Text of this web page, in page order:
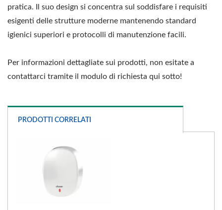
pratica. Il suo design si concentra sul soddisfare i requisiti
esigenti delle strutture moderne mantenendo standard
igienici superiori e protocolli di manutenzione facili.
Per informazioni dettagliate sui prodotti, non esitate a
contattarci tramite il modulo di richiesta qui sotto!
PRODOTTI CORRELATI